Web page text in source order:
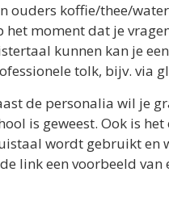
ouders koffie/thee/
het moment dat je
kunnen kan je
tolk, bijv. via
de personalia wil je
is geweest. Ook is
wordt gebruikt en
link een voorbeeld